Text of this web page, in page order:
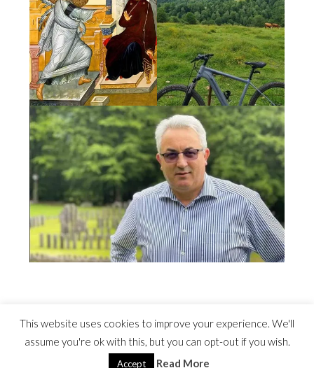
©2022 Costel Avram
This website uses cookies to improve your experience. We'll
assume you're ok with this, but you can opt-out if you wish.
Accept Read More